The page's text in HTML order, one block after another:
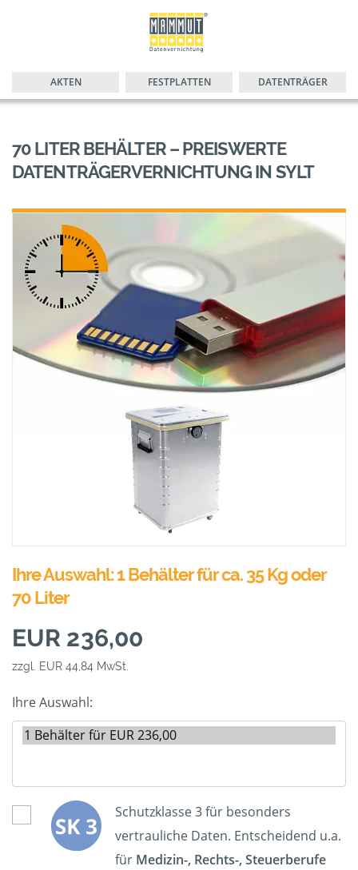
AKTEN FESTPLATTEN DATENTRÄGER
70 LITER BEHÄLTER – PREISWERTE
DATENTRÄGERVERNICHTUNG IN SYLT
Ihre Auswahl: 1 Behälter für ca. 35 Kg oder
70 Liter
EUR 236,00
zzgl. EUR 44,84 MwSt.
Ihre Auswahl:
Schutzklasse 3 für besonders
vertrauliche Daten. Entscheidend u.a.
für Medizin-, Rechts-, Steuerberufe